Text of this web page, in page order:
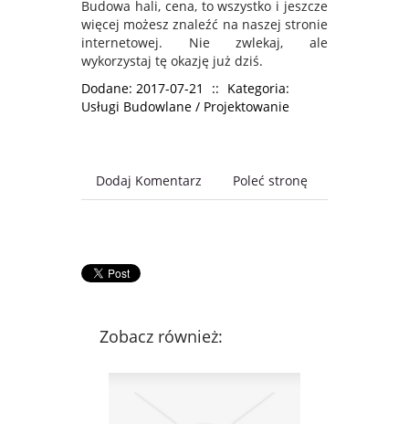
Budowa hali, cena, to wszystko i jeszcze
więcej możesz znaleźć na naszej stronie
internetowej. Nie zwlekaj, ale
wykorzystaj tę okazję już dziś.
Dodane: 2017-07-21
:: Kategoria:
Usługi Budowlane / Projektowanie
Dodaj Komentarz Poleć stronę
Zobacz również: